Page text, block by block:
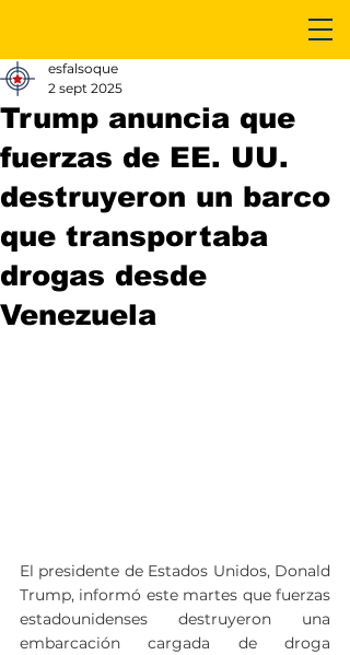
Trump anuncia que
fuerzas de EE. UU.
destruyeron un barco
que transportaba
drogas desde
Venezuela
esfalsoque
2 sept 2025
El presidente de Estados Unidos, Donald
Trump, informó este martes que fuerzas
estadounidenses destruyeron una
embarcación cargada de droga